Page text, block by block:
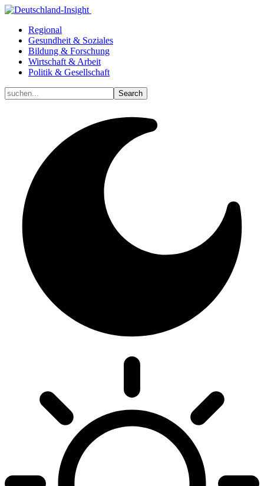
Regional
Gesundheit & Soziales
Bildung & Forschung
Wirtschaft & Arbeit
Politik & Gesellschaft